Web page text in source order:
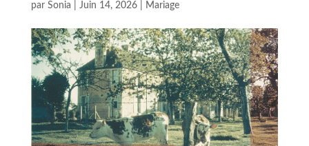
par Sonia Juin 14, 2026| Mariage